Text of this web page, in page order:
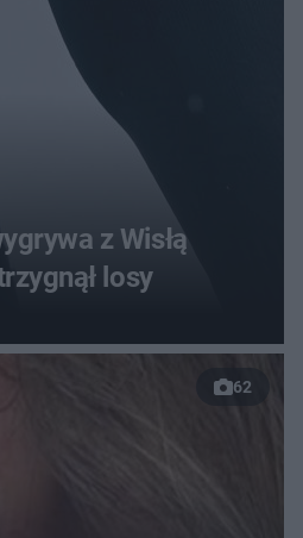
z Wisłą
losy
62